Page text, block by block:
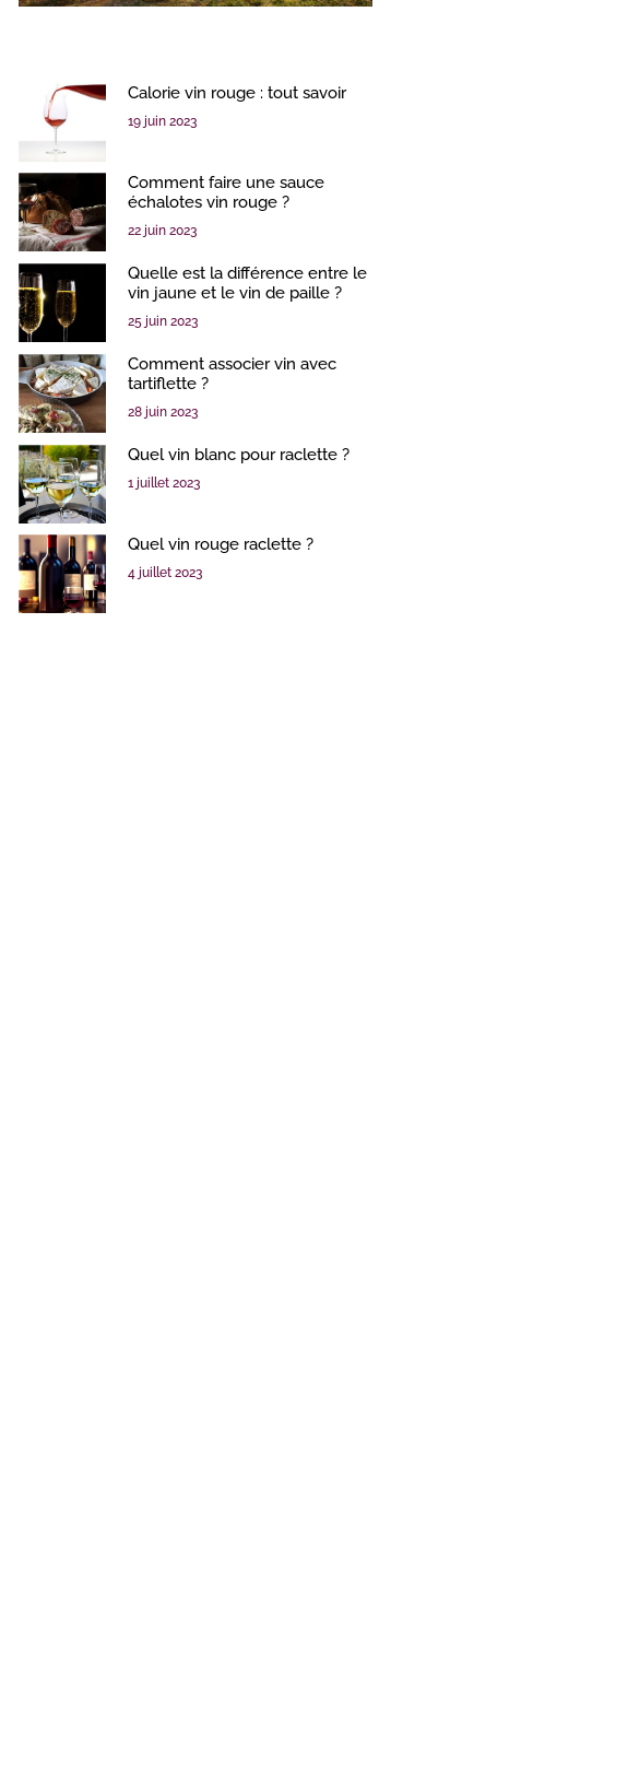
Calorie vin rouge : tout savoir
19 juin 2023
Comment faire une sauce
échalotes vin rouge ?
22 juin 2023
Quelle est la différence entre le
vin jaune et le vin de paille ?
25 juin 2023
Comment associer vin avec
tartiflette ?
28 juin 2023
Quel vin blanc pour raclette ?
1 juillet 2023
Quel vin rouge raclette ?
4 juillet 2023